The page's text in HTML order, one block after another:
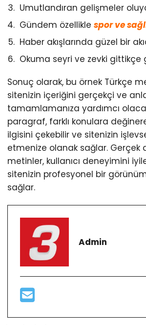
Umutlandıran gelişmeler
Gündem özellikle spor ve
Haber akışlarında güzel bir
Okuma seyri ve zevki gittikçe
Sonuç olarak, bu örnek Türkçe
sitenizin içeriğini gerçekçi ve
tamamlamanıza yardımcı
paragraf, farklı konulara
ilgisini çekebilir ve sitenizin
etmenize olanak sağlar. Gerçek
metinler, kullanıcı deneyimini
sitenizin profesyonel bir görünüm
sağlar.
Admin